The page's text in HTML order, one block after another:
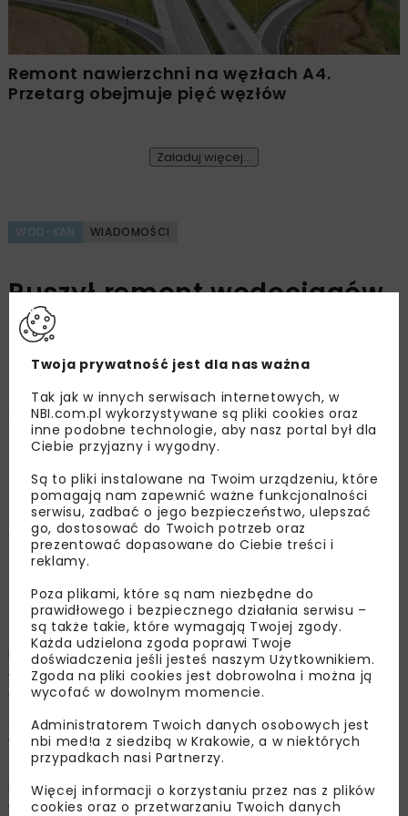
Remont nawierzchni na węzłach A4.
Przetarg obejmuje pięć węzłów
Załaduj więcej...
WOD-KAN WIADOMOŚCI
Ruszył remont wodociągów
na krakowskiej Alei Juliusza
Słowackiego
OPUBLIKOWANO: 09.07.2019
Wczoraj rozpoczęły się prace remontowe
odcinka sieci wodociągowej przebiegającej w
bus-pasie jezdni północnej Alei Juliusza
Słowackiego. Będą utrudnienia w ruchu.
Po czerwcowej awarii odcinka przewodu
wodociągowego biegnącego wzdłuż Alei J. Słowackiego,
Wodociągi Miasta Krakowa przeprowadziły szczegółową
diagnostykę sieci wodociągowej w tym rejonie. W jej
wyniku, z uwagi na bezpieczeństwo osób korzystających
z jezdni, podjęto decyzję o natychmiastowym
rozpoczęciu prac remontowych. Remont odbędzie się
w technologii crackingu statycznego, co wiąże się z
Twoja prywatność jest dla nas ważna
Tak jak w innych serwisach internetowych, w
NBI.com.pl wykorzystywane są pliki cookies oraz
inne podobne technologie, aby nasz portal był dla
Ciebie przyjazny i wygodny.
Są to pliki instalowane na Twoim urządzeniu, które
pomagają nam zapewnić ważne funkcjonalności
serwisu, zadbać o jego bezpieczeństwo, ulepszać
go, dostosować do Twoich potrzeb oraz
prezentować dopasowane do Ciebie treści i
reklamy.
Poza plikami, które są nam niezbędne do
prawidłowego i bezpiecznego działania serwisu –
są także takie, które wymagają Twojej zgody.
Każda udzielona zgoda poprawi Twoje
doświadczenia jeśli jesteś naszym Użytkownikiem.
Zgoda na pliki cookies jest dobrowolna i można ją
wycofać w dowolnym momencie.
Administratorem Twoich danych osobowych jest
nbi med!a z siedzibą w Krakowie, a w niektórych
przypadkach nasi Partnerzy.
Więcej informacji o korzystaniu przez nas z plików
cookies oraz o przetwarzaniu Twoich danych